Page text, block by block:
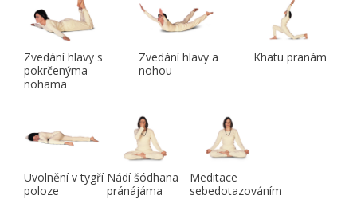
Zvedání hlavy s
pokrčenýma
nohama
Zvedání hlavy a
nohou
Khatu pranám
Uvolnění v tygří
poloze
Nádí šódhana
pránájáma
Meditace
sebedotazováním